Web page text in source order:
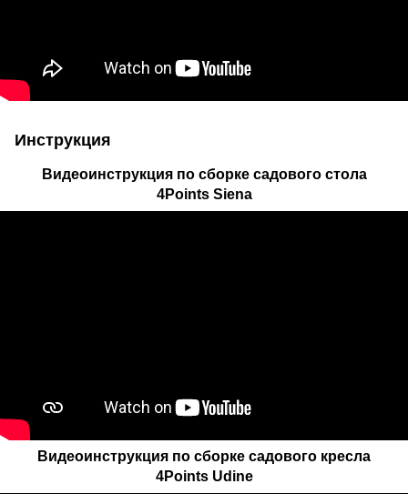
Инструкция
Видеоинструкция по сборке садового стола
4Points Siena
Видеоинструкция по сборке садового кресла
4Points Udine